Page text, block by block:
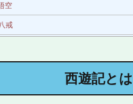
空
戒
！？ 日本と中国の西遊記
西遊記とは